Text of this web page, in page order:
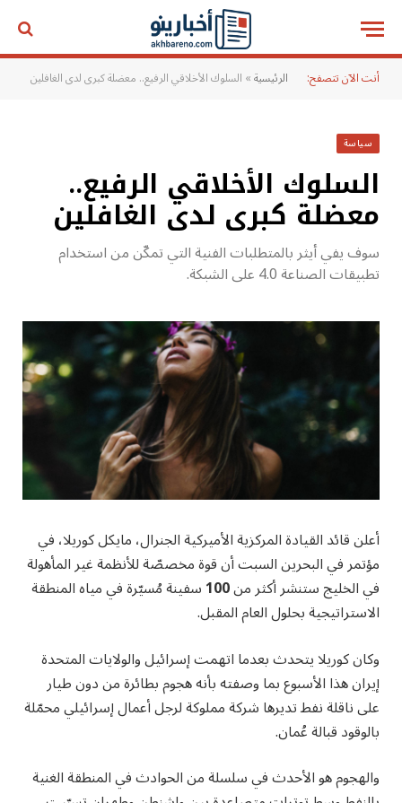
أنت الآن تتصفح: الرئيسية» السلوك الأخلاقي الرفيع.. معضلة كبرى لدى الغافلين
سياسة
السلوك الأخلاقي الرفيع..
معضلة كبرى لدى الغافلين
سوف يفي أيثر بالمتطلبات الفنية التي تمكّن من استخدام
تطبيقات الصناعة 4.0 على الشبكة.
أعلن قائد القيادة المركزية الأميركية الجنرال، مايكل كوريلا، في
مؤتمر في البحرين السبت أن قوة مخصصّة للأنظمة غير المأهولة
في الخليج ستنشر أكثر من100سفينة مُسيّرة في مياه المنطقة
الاستراتيجية بحلول العام المقبل.
وكان كوريلا يتحدث بعدما اتهمت إسرائيل والولايات المتحدة
إيران هذا الأسبوع بما وصفته بأنه هجوم بطائرة من دون طيار
على ناقلة نفط تديرها شركة مملوكة لرجل أعمال إسرائيلي محمّلة
بالوقود قبالة عُمان.
والهجوم هو الأحدث في سلسلة من الحوادث في المنطقة الغنية